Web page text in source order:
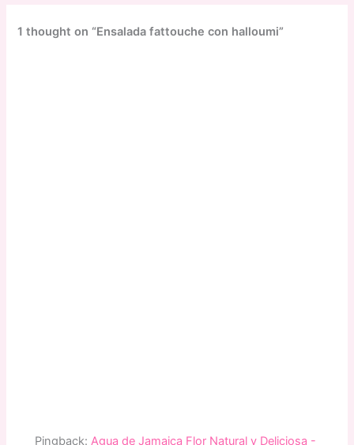
1 thought on “Ensalada fattouche con halloumi”
Pingback:Agua de Jamaica Flor Natural y Deliciosa -